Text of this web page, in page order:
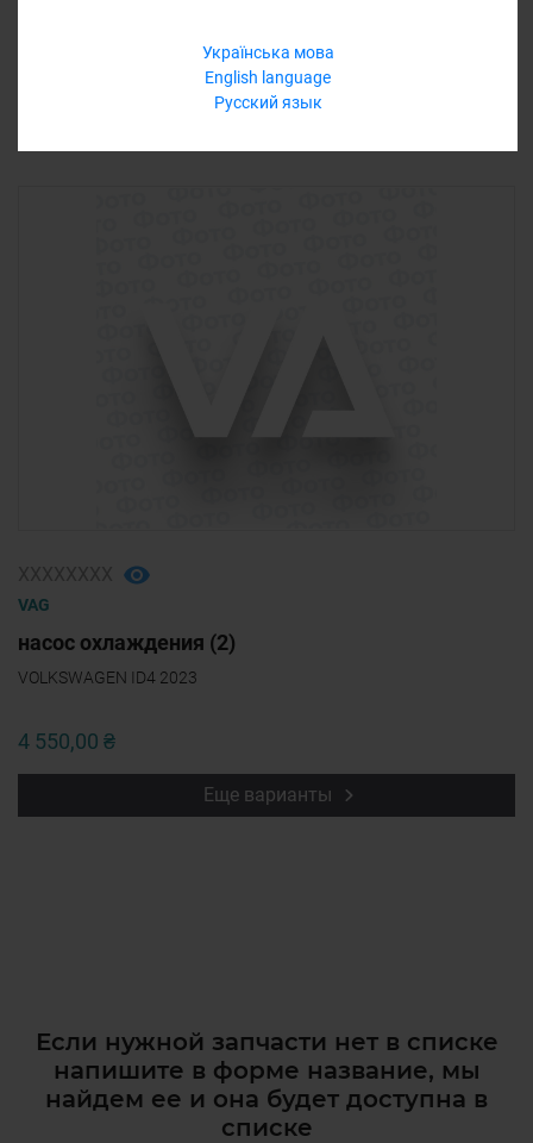
Українська мова
English language
Русский язык
Еще варианты
VAG
насос охлаждения (2)
VOLKSWAGEN ID4 2023
4 550,00 ₴
Еще варианты
Если нужной запчасти нет в списке
напишите в форме название, мы
найдем ее и она будет доступна в
списке